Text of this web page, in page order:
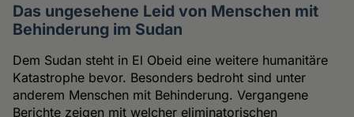
Das ungesehene Leid von Menschen mit
Behinderung im Sudan
Dem Sudan steht in El Obeid eine weitere humanitäre
Katastrophe bevor. Besonders bedroht sind unter
anderem Menschen mit Behinderung. Vergangene
Berichte zeigen mit welcher eliminatorischen